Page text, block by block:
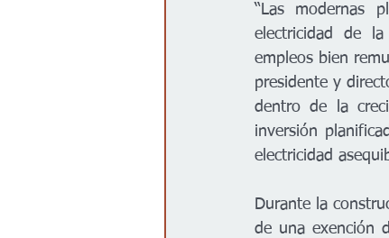
“Las modernas
electricidad de
empleos bien
presidente y
dentro de la
inversión
electricidad
Durante la
de una exención